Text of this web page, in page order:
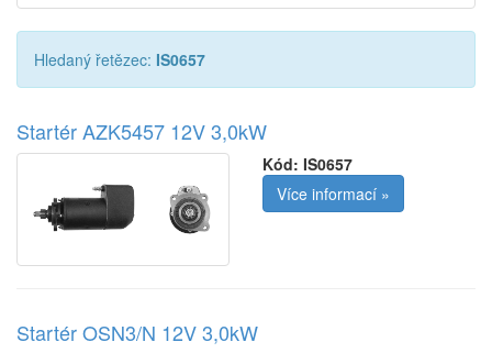
Hledaný řetězec: IS0657
Startér AZK5457 12V 3,0kW
Kód: IS0657
Více informací »
Startér OSN3/N 12V 3,0kW